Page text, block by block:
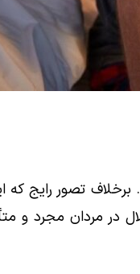
تصور رایج که
مردان مجرد و